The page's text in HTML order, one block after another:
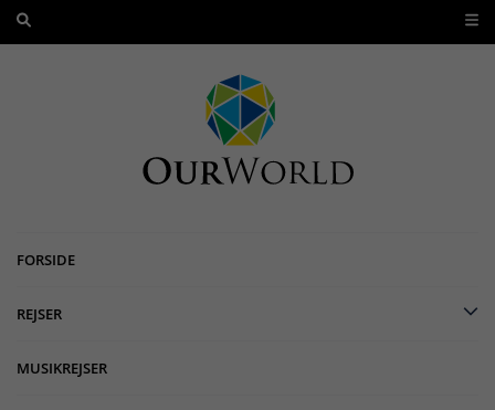
FORSIDE
REJSER
MUSIKREJSER